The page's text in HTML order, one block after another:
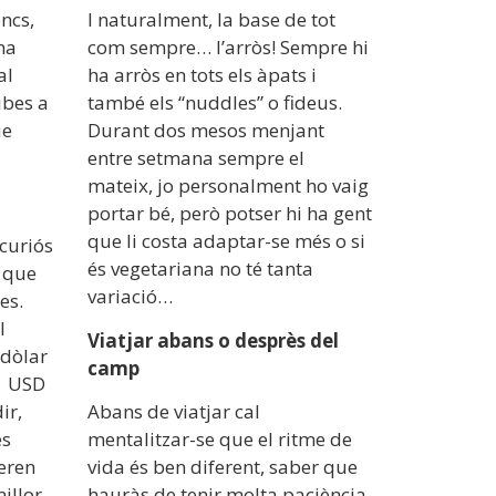
a
USD
I naturalment, la base de tot
com sempre… l’arròs! Sempre hi
ha arròs en tots els àpats i
també els “nuddles” o fideus.
Durant dos mesos menjant
entre setmana sempre el
mateix, jo personalment ho vaig
portar bé, però potser hi ha gent
que li costa adaptar-se més o si
és vegetariana no té tanta
variació…
Viatjar abans o desprès del
camp
Abans de viatjar cal
mentalitzar-se que el ritme de
vida és ben diferent, saber que